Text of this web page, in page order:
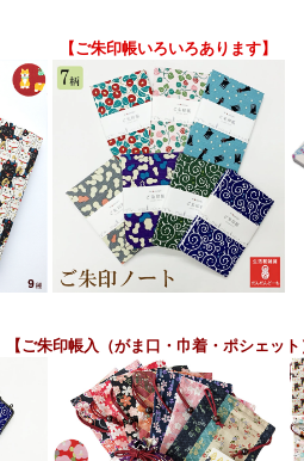
【ご朱印帳いろいろあります】
【ご朱印帳入（がま口・巾着・ポシェット